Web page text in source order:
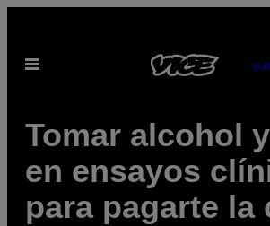
contenido
Abrir
Tomar alcohol
en ensayos
para pagarte la